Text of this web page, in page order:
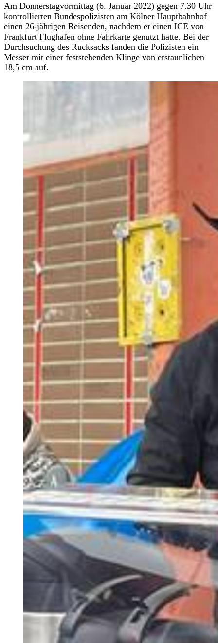
Am Donnerstagvormittag (6. Januar 2022) gegen 7.30 Uhr
kontrollierten Bundespolizisten am Kölner Hauptbahnhof
einen 26-jährigen Reisenden, nachdem er einen ICE von
Frankfurt Flughafen ohne Fahrkarte genutzt hatte. Bei der
Durchsuchung des Rucksacks fanden die Polizisten ein
Messer mit einer feststehenden Klinge von erstaunlichen
18,5 cm auf.